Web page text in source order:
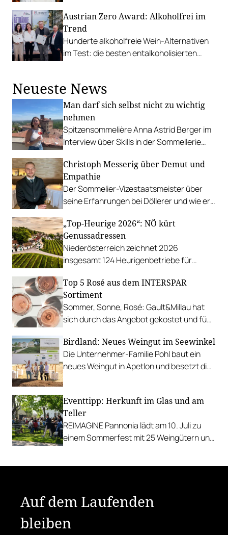
Austrian Zero Award: Alkoholfrei im
Trend
Hunderte alkoholfreie Wein-Alternativen
im Test: die besten entalkoholisierten
Neueste News
Man darf sich selbst nicht zu wichtig
nehmen
Spitzensommelière Anna Astrid Berger im
Interview über Skills in der Sommellerie
Staatsmeisterschaft so cool zu
performen.
Christoph Messerig über Demut und
Empathie
Der Sommelier-Vizestaatsmeister über
seine Erfahrungen bei Döllerer und wie er
„Top-Heurige 2026“: NÖ kürt
Genussadressen
Niederösterreich zeichnet 2026
insgesamt 124 Heurigenbetriebe für
Top 5 Rosé aus dem INTERSPAR
Sortiment
Sommer, Sonne, Rosé: Gault&Millau hat
sich durch das Angebot gekostet und fünf
Birdland: Neues Weingut im Seewinkel
Die Unternehmer-Familie Pohl baut ein
neues Weingut in Apetlon und besetzt die
Eventtipp: Herkunft im Glas und am
Teller
REIMAGINE Pannonia lädt am 10. Juli zu
einem Sommerfest mit 25 Weingütern und
Auf dem Laufenden
bleiben